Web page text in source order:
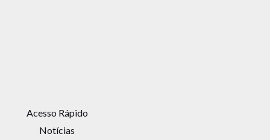
Acesso Rápido
Notícias